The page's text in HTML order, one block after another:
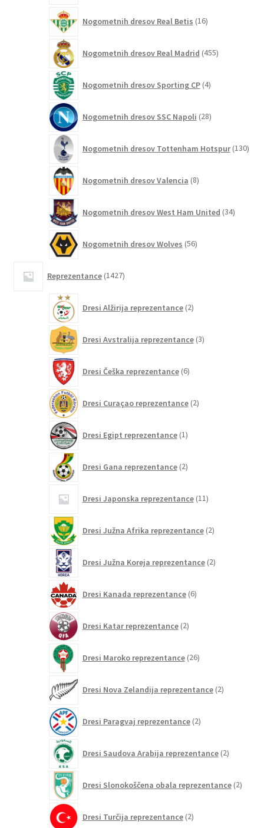
Nogometnih dresov Real Betis 16izdelkov
Nogometnih dresov Real Madrid 455izdelkov
Nogometnih dresov Sporting CP 4izdelki
Nogometnih dresov SSC Napoli 28izdelkov
Nogometnih dresov Tottenham Hotspur 130
Nogometnih dresov Valencia 8izdelkov
Nogometnih dresov West Ham United 34izdelkov
Nogometnih dresov Wolves 56izdelkov
Reprezentance 1427izdelkov
Dresi Alžirija reprezentance 2izdelka
Dresi Avstralija reprezentance 3izdelki
Dresi Češka reprezentance 6izdelkov
Dresi Curaçao reprezentance 2izdelka
Dresi Egipt reprezentance 1izdelek
Dresi Gana reprezentance 2izdelka
Dresi Japonska reprezentance 11izdelkov
Dresi Južna Afrika reprezentance 2izdelka
Dresi Južna Koreja reprezentance 2izdelka
Dresi Kanada reprezentance 6izdelkov
Dresi Katar reprezentance 2izdelka
Dresi Maroko reprezentance 26izdelkov
Dresi Nova Zelandija reprezentance 2izdelka
Dresi Paragvaj reprezentance 2izdelka
Dresi Saudova Arabija reprezentance 2izdelka
Dresi Slonokoščena obala reprezentance 2izdelka
Dresi Turčija reprezentance 2izdelka